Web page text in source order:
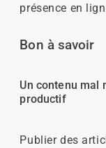
présence en
Bon à savoir
Un contenu mal
productif
Publier des